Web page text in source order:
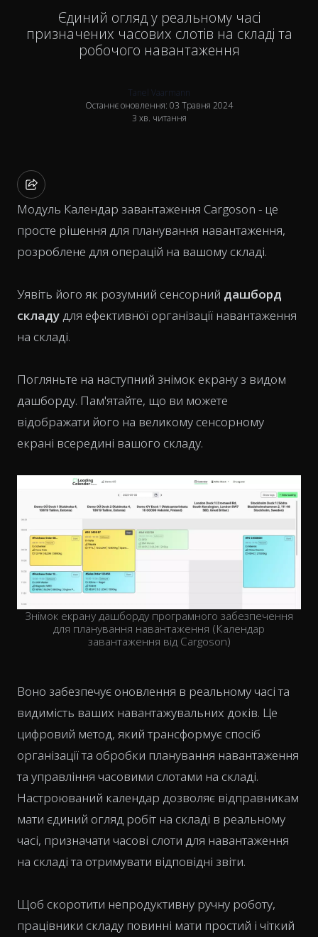
Єдиний огляд у реальному часі
призначених часових слотів на складі та
робочого навантаження
Tanel Vaarmann
Останнє оновлення: 03 Травня 2024
3 хв. читання
Модуль Календар завантаження Cargoson - це
просте рішення для планування навантаження,
розроблене для операцій на вашому складі.
Уявіть його як розумний сенсорний дашборд
складу для ефективної організації навантаження
на складі.
Погляньте на наступний знімок екрану з видом
дашборду. Пам'ятайте, що ви можете
відображати його на великому сенсорному
екрані всередині вашого складу.
Знімок екрану дашборду програмного забезпечення
для планування навантаження (Календар
завантаження від Cargoson)
Воно забезпечує оновлення в реальному часі та
видимість ваших навантажувальних доків. Це
цифровий метод, який трансформує спосіб
організації та обробки планування навантаження
та управління часовими слотами на складі.
Настроюваний календар дозволяє відправникам
мати єдиний огляд робіт на складі в реальному
часі, призначати часові слоти для навантаження
на складі та отримувати відповідні звіти.
Щоб скоротити непродуктивну ручну роботу,
працівники складу повинні мати простий і чіткий